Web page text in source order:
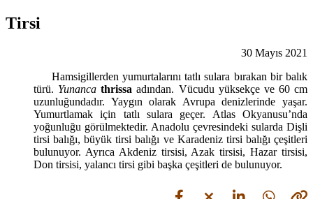
Tirsi
30 Mayıs 2021
Hamsigillerden yumurtalarını tatlı sulara bırakan bir balık
türü. Yunanca thrissa adından. Vücudu yüksekçe ve 60 cm
uzunluğundadır. Yaygın olarak Avrupa denizlerinde yaşar.
Yumurtlamak için tatlı sulara geçer. Atlas Okyanusu’nda
yoğunluğu görülmektedir. Anadolu çevresindeki sularda Dişli
tirsi balığı, büyük tirsi balığı ve Karadeniz tirsi balığı çeşitleri
bulunuyor. Ayrıca Akdeniz tirsisi, Azak tirsisi, Hazar tirsisi,
Don tirsisi, yalancı tirsi gibi başka çeşitleri de bulunuyor.